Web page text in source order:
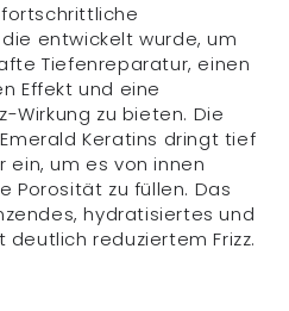
entwickelt wurde, um
Tiefenreparatur, einen
Effekt und eine
Wirkung zu bieten. Die
Keratins dringt tief
um es von innen
Porosität zu füllen. Das
hydratisiertes und
reduziertem Frizz.